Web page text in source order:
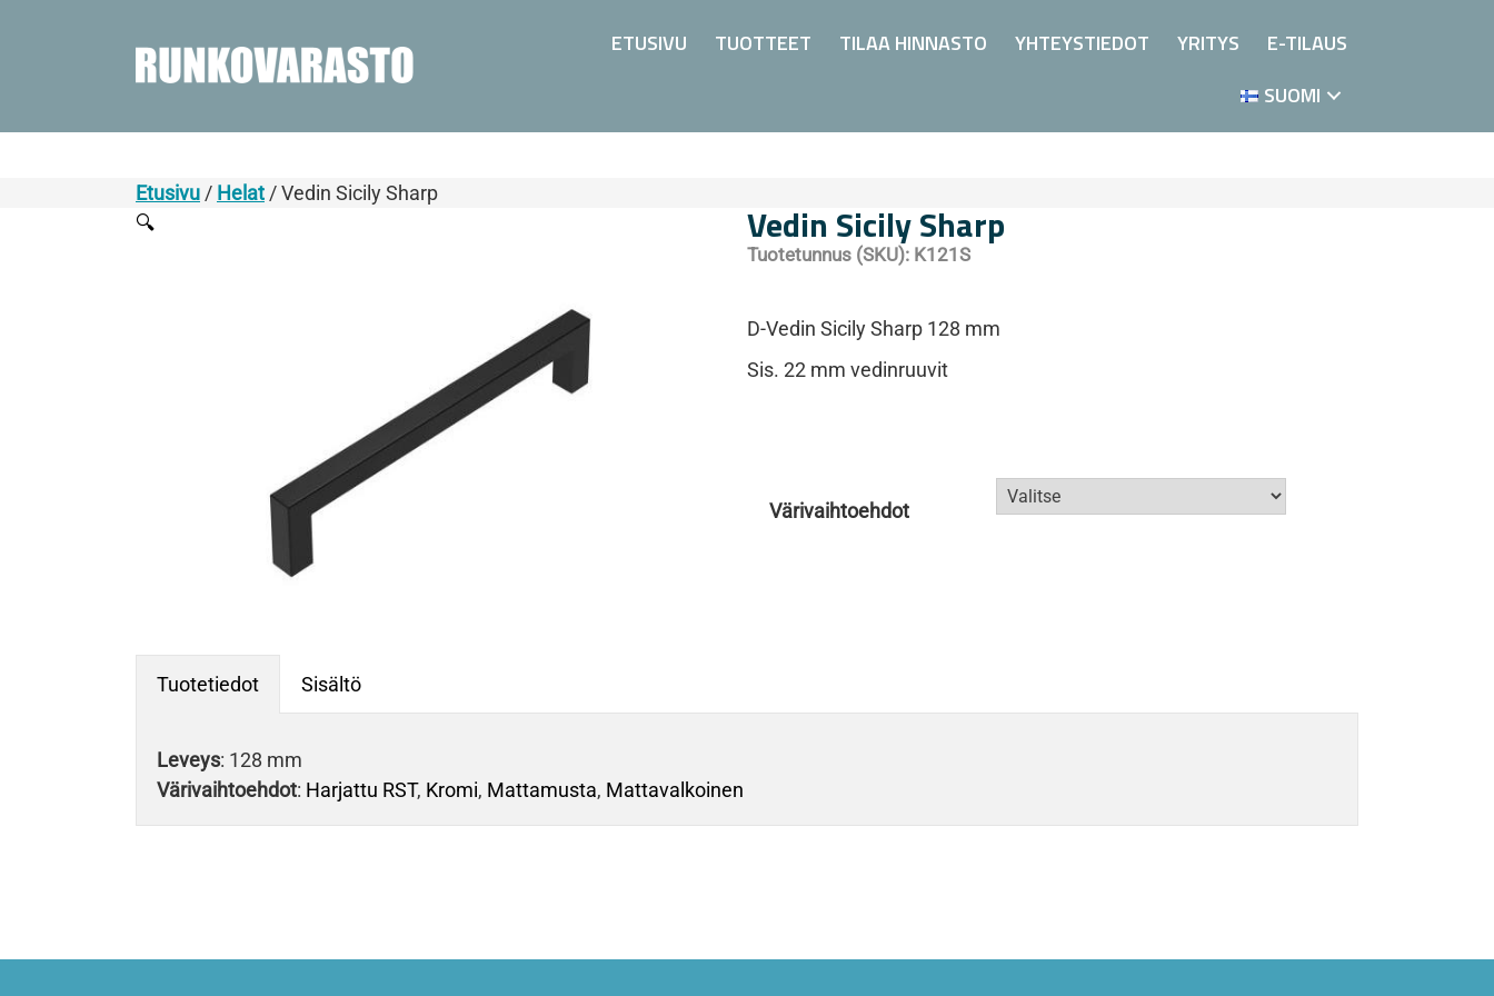
ETUSIVU TUOTTEET TILAA HINNASTO YHTEYSTIEDOT YRITYS
E-TILAUS
SUOMI
Etusivu / Helat / Vedin Sicily Sharp
🔍
Vedin Sicily Sharp
Tuotetunnus (SKU): K121S
D-Vedin Sicily Sharp 128 mm
Sis. 22 mm vedinruuvit
Värivaihtoehdot
Tuotetiedot Sisältö
Leveys: 128 mm
Värivaihtoehdot: Harjattu RST, Kromi, Mattamusta, Mattavalkoinen